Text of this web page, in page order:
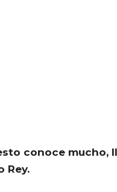
conoce mucho,
Rey.